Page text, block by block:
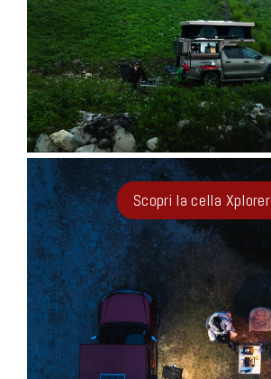
Scopri la cella Xplorer